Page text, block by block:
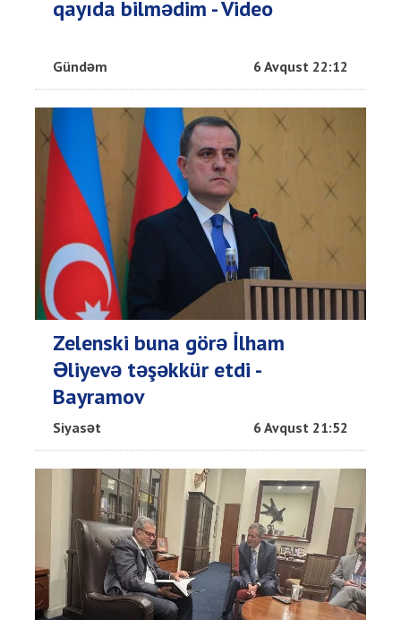
qayıda bilmədim - Video
Gündəm 6 Avqust 22:12
Zelenski buna görə İlham
Əliyevə təşəkkür etdi -
Bayramov
Siyasət 6 Avqust 21:52